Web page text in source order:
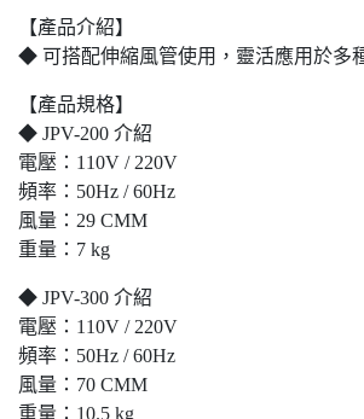
【產品介紹】
◆ 可搭配伸縮風管使用，靈活應用於多
【產品規格】
◆ JPV-200 介紹
電壓：110V / 220V
頻率：50Hz / 60Hz
風量：29 CMM
重量：7 kg
◆ JPV-300 介紹
電壓：110V / 220V
頻率：50Hz / 60Hz
風量：70 CMM
重量：10.5 kg